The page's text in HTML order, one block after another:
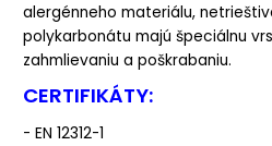
alergénneho materiálu,
polykarbonátu majú špeciálnu
zahmlievaniu a poškrabaniu.
CERTIFIKÁTY:
- EN 12312-1